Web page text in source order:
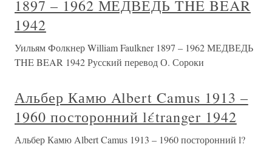
1897 – 1962 МЕДВЕДЬ THE BEAR
1942
Уильям Фолкнер William Faulkner 1897 – 1962 МЕДВЕДЬ
THE BEAR 1942 Русский перевод О. Сороки
Альбер Камю Albert Camus 1913 –
1960 посторонний lέtranger 1942
Альбер Камю Albert Camus 1913 – 1960 посторонний l?